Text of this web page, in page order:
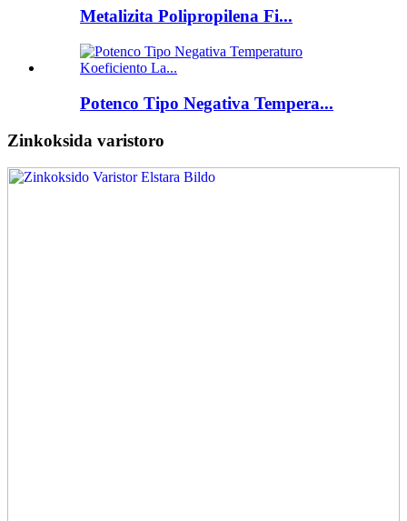
Metalizita Polipropilena Fi...
Potenco Tipo Negativa Tempera...
Zinkoksida varistoro